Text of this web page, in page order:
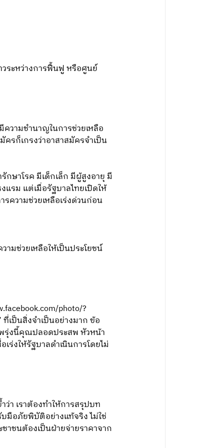
ระหว่างการฟื้นฟู หรือศูนย์
วามชำนาญในการช่วยเหลือ
รก็เกรงว่าอาสาสมัครจำเป็น
กษาโรค มีเด็กเล็ก มีผู้สูงอายุ มี
แรม แต่เมื่อรัฐบาลไทยเปิดให้
ความช่วยเหลือเร่งด่วนก่อน
มช่วยเหลือให้เป็นประโยชน์
photo/?
เป็นสิ่งจำเป็นอย่างมาก ข้อ
พรุ่งนี้คุณปลอดประสพ หัวหน้า
ร่งให้รัฐบาลดำเนินการโดยไม่
า เราต้องทำให้การสรุปบท
มือภัยพิบัติอย่างแท้จริง ไม่ใช่
าชนต้องเป็นฝ่ายจ่ายราคาจาก